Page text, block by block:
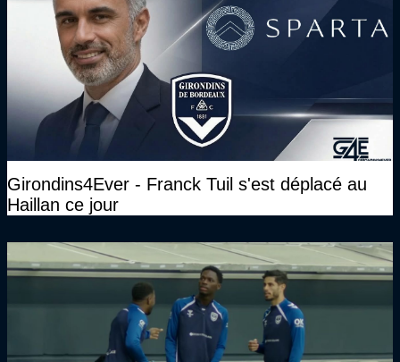
Girondins4Ever - Franck Tuil s'est déplacé au
Haillan ce jour